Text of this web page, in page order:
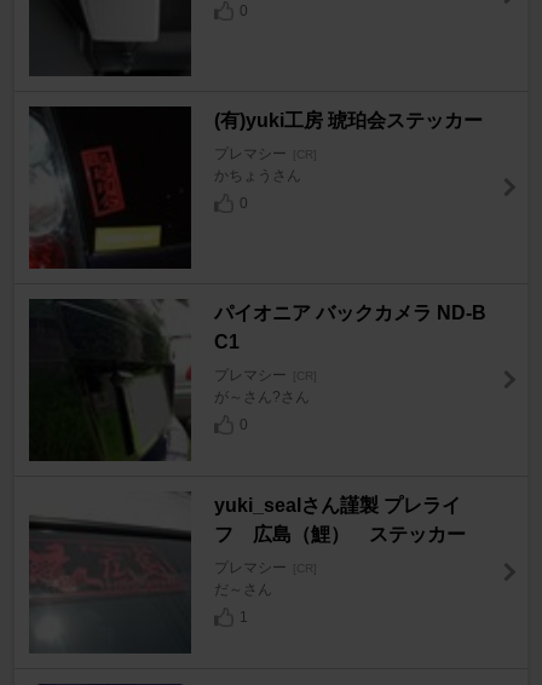
0
(有)yuki工房 琥珀会ステッカー
プレマシー [CR]
かちょうさん
0
パイオニア バックカメラ ND-B
C1
プレマシー [CR]
が～さん?さん
0
yuki_sealさん謹製 プレライ
フ 広島（鯉） ステッカー
プレマシー [CR]
だ～さん
1